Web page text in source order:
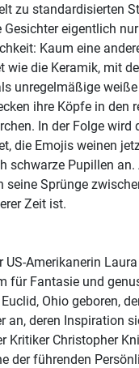
zu standardisierten
Gesichter eigentlich
Kaum eine
wie die Keramik, mit
unregelmäßige
ihre Köpfe in den
In der Folge
die Emojis weinen
schwarze Pupillen
seine Sprünge
Zeit ist.
US-Amerikanerin
für Fantasie und
Ohio geboren,
an, deren Inspiration
Kritiker Christopher
der führenden